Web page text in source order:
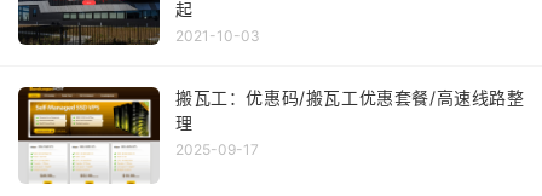
起
2021-10-03
搬瓦工：优惠码/搬瓦工优惠套餐/高速线路整
理
2025-09-17